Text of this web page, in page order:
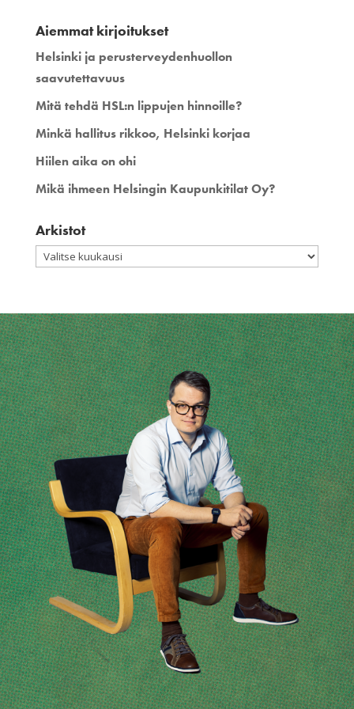
Aiemmat kirjoitukset
Helsinki ja perusterveydenhuollon
saavutettavuus
Mitä tehdä HSL:n lippujen hinnoille?
Minkä hallitus rikkoo, Helsinki korjaa
Hiilen aika on ohi
Mikä ihmeen Helsingin Kaupunkitilat Oy?
Arkistot
Arkistot